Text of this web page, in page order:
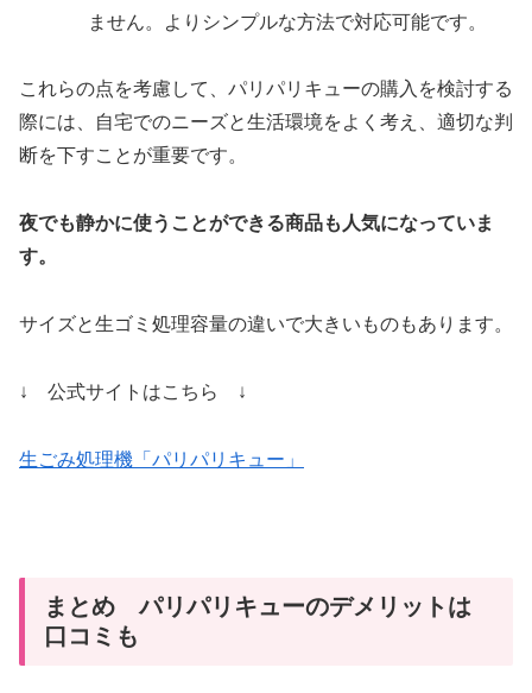
ません。よりシンプルな方法で対応可能です。
これらの点を考慮して、パリパリキューの購入を検討する
際には、自宅でのニーズと生活環境をよく考え、適切な判
断を下すことが重要です。
夜でも静かに使うことができる商品も人気になっていま
す。
サイズと生ゴミ処理容量の違いで大きいものもあります。
↓ 公式サイトはこちら ↓
生ごみ処理機「パリパリキュー」
まとめ パリパリキューのデメリットは
口コミも